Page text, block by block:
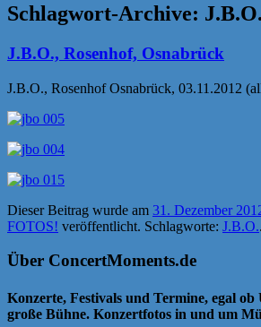
Schlagwort-Archive: J.B.O.
J.B.O., Rosenhof, Osnabrück
J.B.O., Rosenhof Osnabrück, 03.11.2012
Dieser Beitrag wurde am 31. Dezember
FOTOS! veröffentlicht. Schlagworte: J.B.O..
Über ConcertMoments.de
Konzerte, Festivals und Termine, egal
große Bühne. Konzertfotos in und um